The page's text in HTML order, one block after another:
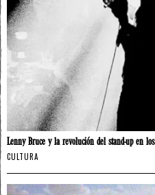
Lenny Bruce y la revolución del stand-up en
CULTURA